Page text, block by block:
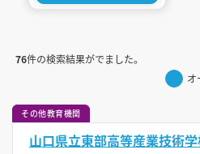
76件の検索結果がでました。
オ
その他教育機関
山口県立東部高等産業技術